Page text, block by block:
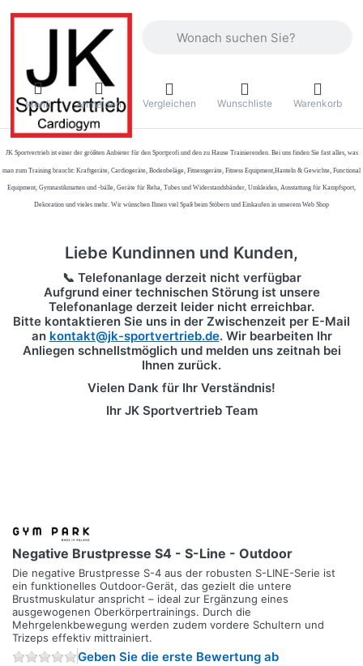
Menü Anmelden Vergleichen Wunschliste Warenkorb
JK Sportvertrieb ist einer der größten Anbieter für den Sportprofi und den zu Hause Trainierenden. Bei uns finden Sie fast alles, was
man zum Training braucht: Kraftgeräte, Cardiogeräte, Bodenbeläge, Fitnessgeräte, Fitness Equipment,Hanteln & Gewichte, Functional
Equipment, Gymnastikmatten und -bälle, Geräte für Reha, Tubes und Widerstandsbänder, Umkleiden, Ausstattung für Kampfsport,
Dekoration und vieles mehr. Wir wünschen Ihnen viel Spaß beim Stöbern und Einkaufen in unserem Web Shop
Liebe Kundinnen und Kunden,
📞 Telefonanlage derzeit nicht verfügbar
Aufgrund einer technischen Störung ist unsere
Telefonanlage derzeit leider nicht erreichbar.
Bitte kontaktieren Sie uns in der Zwischenzeit per E-Mail
an kontakt@jk-sportvertrieb.de. Wir bearbeiten Ihr
Anliegen schnellstmöglich und melden uns zeitnah bei
Ihnen zurück.
Vielen Dank für Ihr Verständnis!
Ihr JK Sportvertrieb Team
Negative Brustpresse S4 - S-Line - Outdoor
Die negative Brustpresse S-4 aus der robusten S-LINE-Serie ist
ein funktionelles Outdoor-Gerät, das gezielt die untere
Brustmuskulatur anspricht – ideal zur Ergänzung eines
ausgewogenen Oberkörpertrainings. Durch die
Mehrgelenkbewegung werden zudem vordere Schultern und
Trizeps effektiv mittrainiert.
Geben Sie die erste Bewertung ab